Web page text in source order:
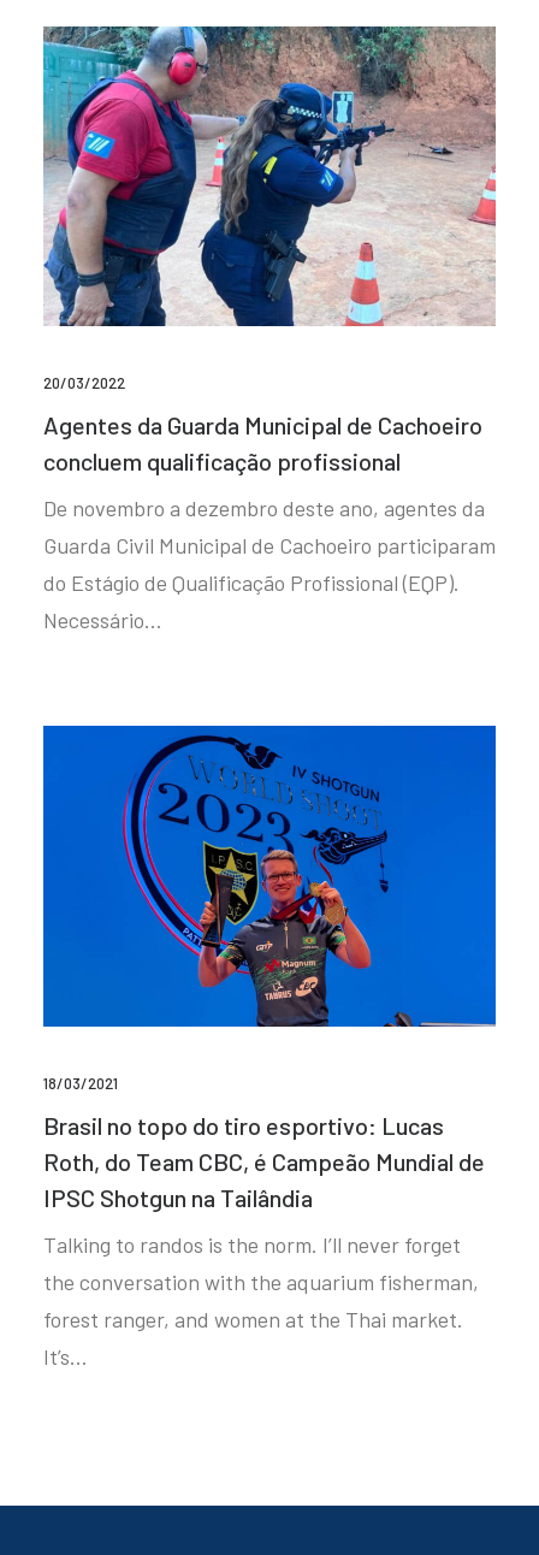
20/03/2022
Agentes da Guarda Municipal de Cachoeiro
concluem qualificação profissional
De novembro a dezembro deste ano, agentes da
Guarda Civil Municipal de Cachoeiro participaram
do Estágio de Qualificação Profissional (EQP).
Necessário…
18/03/2021
Brasil no topo do tiro esportivo: Lucas
Roth, do Team CBC, é Campeão Mundial de
IPSC Shotgun na Tailândia
Talking to randos is the norm. I’ll never forget
the conversation with the aquarium fisherman,
forest ranger, and women at the Thai market.
It’s…